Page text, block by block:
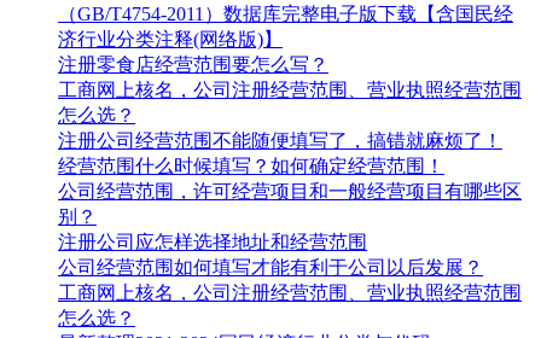
（GB/T4754-2011）数据库完整电子版下载【含国民经
济行业分类注释(网络版)】
注册零食店经营范围要怎么写？
工商网上核名，公司注册经营范围、营业执照经营范围
怎么选？
注册公司经营范围不能随便填写了，搞错就麻烦了！
经营范围什么时候填写？如何确定经营范围！
公司经营范围，许可经营项目和一般经营项目有哪些区
别？
注册公司应怎样选择地址和经营范围
公司经营范围如何填写才能有利于公司以后发展？
工商网上核名，公司注册经营范围、营业执照经营范围
怎么选？